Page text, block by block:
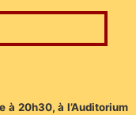
à 20h30, à l’Auditorium